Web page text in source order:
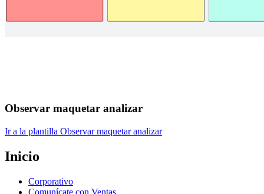
Observar maquetar analizar
Ir a la plantilla Observar maquetar analizar
Inicio
Corporativo
Comunícate con Ventas